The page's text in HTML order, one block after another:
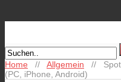
Home // Allgemein //
(PC, iPhone, Android)